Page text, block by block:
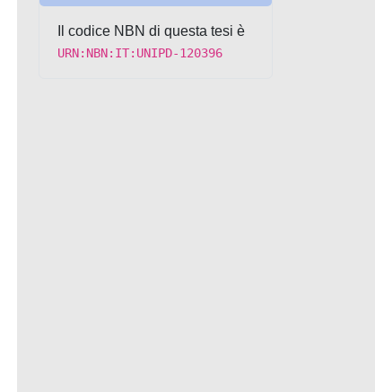
Il codice NBN di questa tesi è
URN:NBN:IT:UNIPD-120396